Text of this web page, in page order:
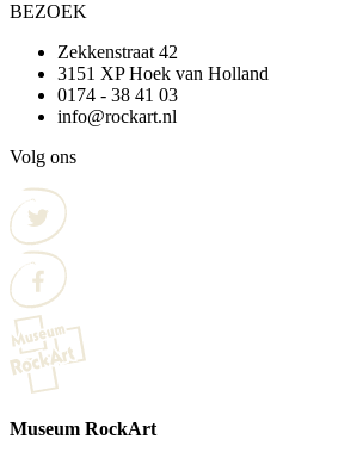
BEZOEK
Zekkenstraat 42
3151 XP Hoek van Holland
0174 - 38 41 03
info@rockart.nl
Volg ons
Museum RockArt